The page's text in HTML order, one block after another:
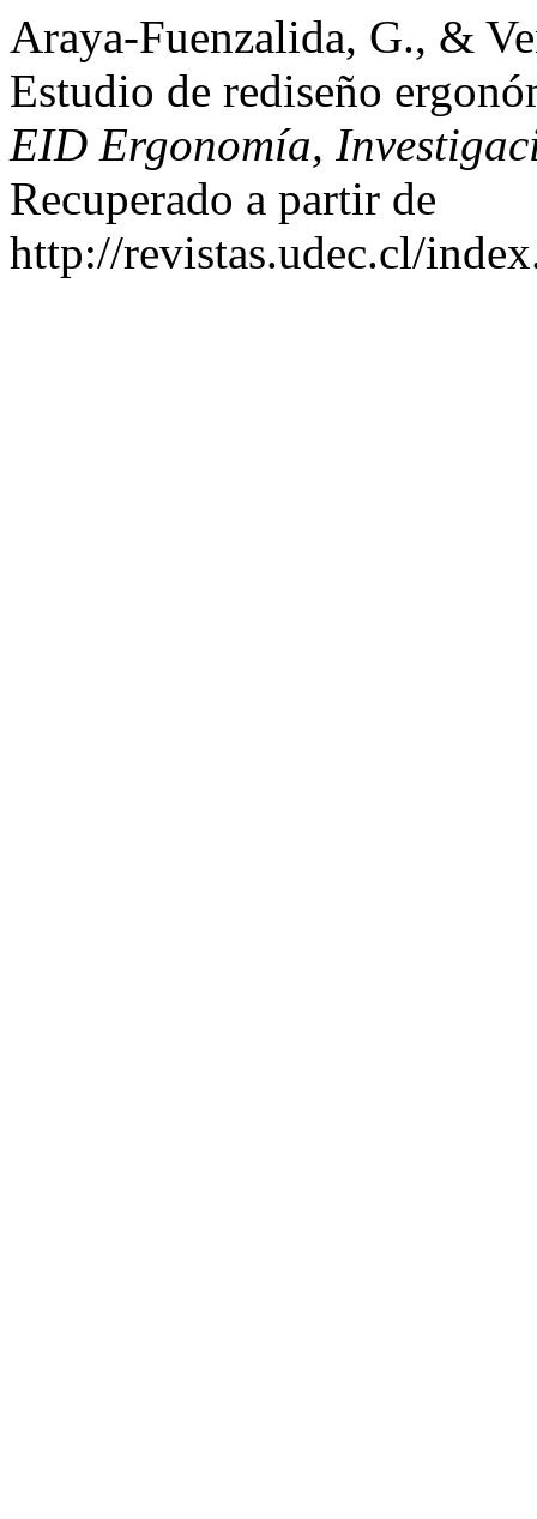
Araya-Fuenzalida, G., &
Estudio de rediseño
EID Ergonomía,
Recuperado a partir de
http://revistas.udec.cl/